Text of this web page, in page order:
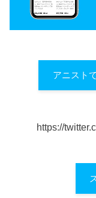
アニスト
https://